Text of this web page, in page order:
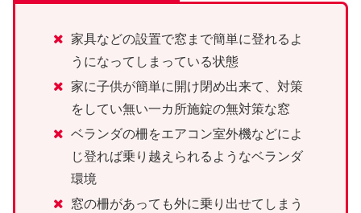
家具などの設置で窓まで簡単に登れるよ
うになってしまっている状態
家に子供が簡単に開け閉め出来て、対策
をしてい無い一カ所施錠の無対策な窓
ベランダの柵をエアコン室外機などによ
じ登れば乗り越えられるようなベランダ
環境
窓の柵があっても外に乗り出せてしまう